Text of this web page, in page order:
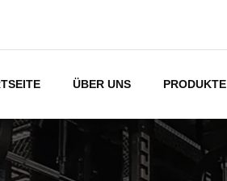
ÜBER UNS PRODUKTE